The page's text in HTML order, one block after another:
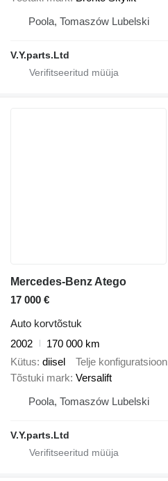
Poola, Tomaszów Lubelski
V.Y.parts.Ltd
Mercedes-Benz Atego
17 000 €
Auto korvtõstuk
2002
170 000 km
Kütus diisel Telje konfiguratsioon
Tõstuki mark Versalift
Poola, Tomaszów Lubelski
V.Y.parts.Ltd